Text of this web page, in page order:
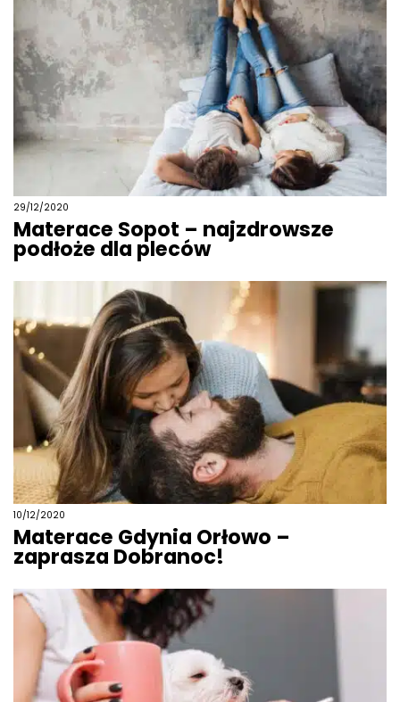
29/12/2020
Materace Sopot – najzdrowsze
podłoże dla pleców
10/12/2020
Materace Gdynia Orłowo –
zaprasza Dobranoc!